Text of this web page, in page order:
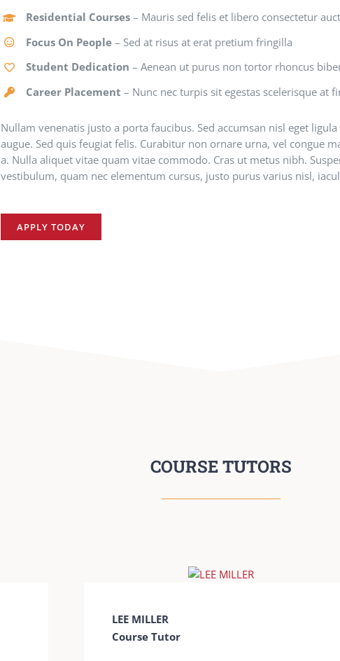
Residential Courses – Mauris sed felis et libero consectetur
Focus On People – Sed at risus at erat pretium fringilla
Student Dedication – Aenean ut purus non tortor rhoncus
Career Placement – Nunc nec turpis sit egestas scelerisque at
Nullam venenatis justo a porta faucibus. Sed accumsan nisl eget
augue. Sed quis feugiat felis. Curabitur non ornare urna, vel congue
a. Nulla aliquet vitae quam vitae commodo. Cras ut metus nibh.
vestibulum, quam nec elementum cursus, justo purus varius nisl,
APPLY TODAY
COURSE TUTORS
LEE MILLER
Course Tutor